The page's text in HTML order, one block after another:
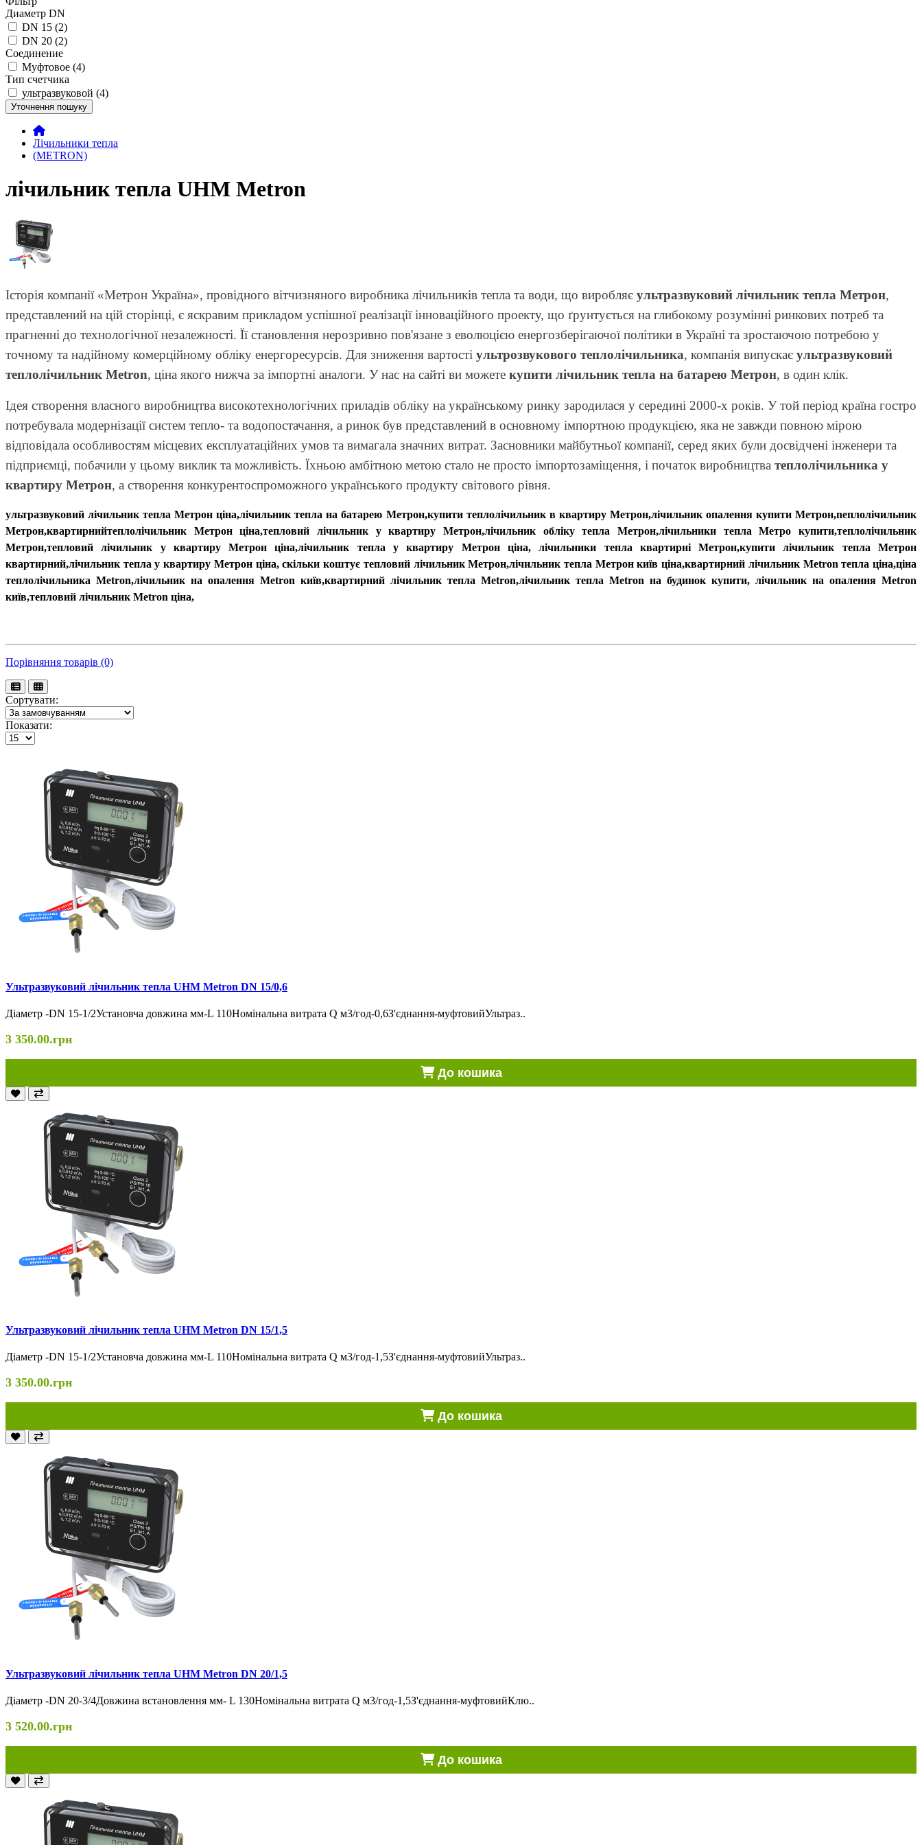
Диаметр DN
DN 15 (2)
DN 20 (2)
Соединение
Муфтовое (4)
Тип счетчика
ультразвуковой (4)
Уточнення пошуку
Лічильники тепла
(METRON)
лічильник тепла UHM Metron
Історія компанії «Метрон Україна», провідного вітчизняного виробника лічильників тепла та води, що виробляє ультразвуковий лічильник тепла Метрон,
представлений на цій сторінці, є яскравим прикладом успішної реалізації інноваційного проекту, що ґрунтується на глибокому розумінні ринкових потреб та
прагненні до технологічної незалежності. Її становлення нерозривно пов'язане з еволюцією енергозберігаючої політики в Україні та зростаючою потребою у
точному та надійному комерційному обліку енергоресурсів. Для зниження вартості ультрозвукового теплолічильника, компанія випускає ультразвуковий
теплолічильник Metron, ціна якого нижча за імпортні аналоги. У нас на сайті ви можете купити лічильник тепла на батарею Метрон, в один клік.
Ідея створення власного виробництва високотехнологічних приладів обліку на українському ринку зародилася у середині 2000-х років. У той період країна гостро
потребувала модернізації систем тепло- та водопостачання, а ринок був представлений в основному імпортною продукцією, яка не завжди повною мірою
відповідала особливостям місцевих експлуатаційних умов та вимагала значних витрат. Засновники майбутньої компанії, серед яких були досвідчені інженери та
підприємці, побачили у цьому виклик та можливість. Їхньою амбітною метою стало не просто імпортозаміщення, і початок виробництва теплолічильника у
квартиру Метрон, а створення конкурентоспроможного українського продукту світового рівня.
ультразвуковий лічильник тепла Метрон ціна,лічильник тепла на батарею Метрон,купити теплолічильник в квартиру Метрон,лічильник опалення купити Метрон,nеплолічильник
Метрон,квартирнийтеплолічильник Метрон ціна,тепловий лічильник у квартиру Метрон,лічильник обліку тепла Метрон,лічильники тепла Метро купити,теплолічильник
Метрон,тепловий лічильник у квартиру Метрон ціна,лічильник тепла у квартиру Метрон ціна,
лічильники тепла квартирні Метрон,купити лічильник тепла Метрон
квартирний,лічильник тепла у квартиру Метрон ціна, скільки коштує тепловий лічильник Метрон,лічильник тепла Метрон київ ціна,квартирний лічильник Metron тепла ціна,ціна
теплолічильника Metron,лічильник на опалення Metron київ,квартирний лічильник тепла Metron,лічильник тепла Metron на будинок купити, лічильник на опалення Metron
київ,тепловий лічильник Metron ціна,
Порівняння товарів (0)
Сортувати:
Показати:
Ультразвуковий лічильник тепла UHM Metron DN 15/0,6
Діаметр -DN 15-1/2Установча довжина мм-L 110Номінальна витрата Q м3/год-0,6З'єднання-муфтовийУльтраз..
3 350.00.грн
До кошика
Ультразвуковий лічильник тепла UHM Metron DN 15/1,5
Діаметр -DN 15-1/2Установча довжина мм-L 110Номінальна витрата Q м3/год-1,5З'єднання-муфтовийУльтраз..
3 350.00.грн
До кошика
Ультразвуковий лічильник тепла UHM Metron DN 20/1,5
Діаметр -DN 20-3/4Довжина встановлення мм- L 130Номінальна витрата Q м3/год-1,5З'єднання-муфтовийКлю..
3 520.00.грн
До кошика